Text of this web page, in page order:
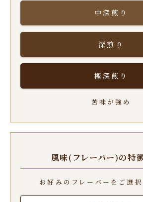
中深煎り
深煎り
極深煎り
苦味が強め
風味(フレーバー)の特
お好みのフレーバーをご選択